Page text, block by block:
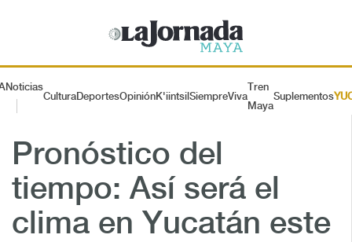
Noticias
CulturaDeportesOpiniónK'iintsil SiempreViva
Tren
Maya
Suplementos
Pronóstico del
tiempo: Así será el
clima en Yucatán este